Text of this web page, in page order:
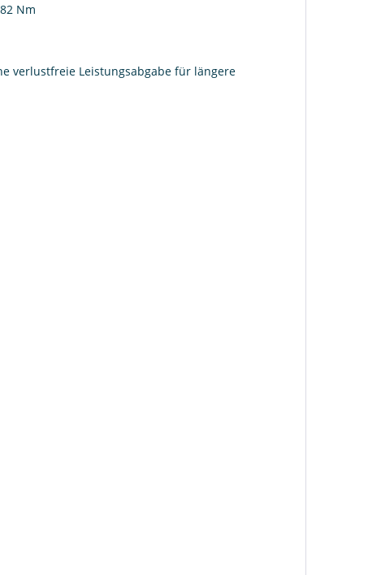
Nm
verlustfreie Leistungsabgabe für längere